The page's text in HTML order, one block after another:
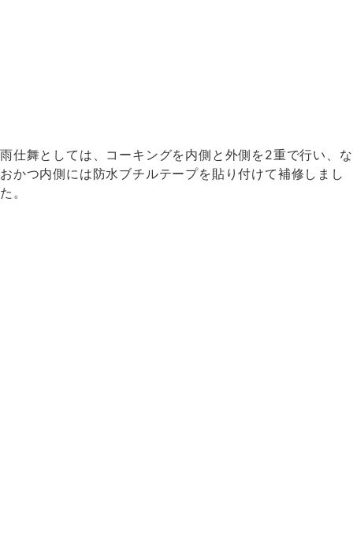
雨仕舞としては、コーキングを内側と外側を2重で行い、 な
おかつ内側には防水ブチルテープを貼り付けて補修しまし
た。